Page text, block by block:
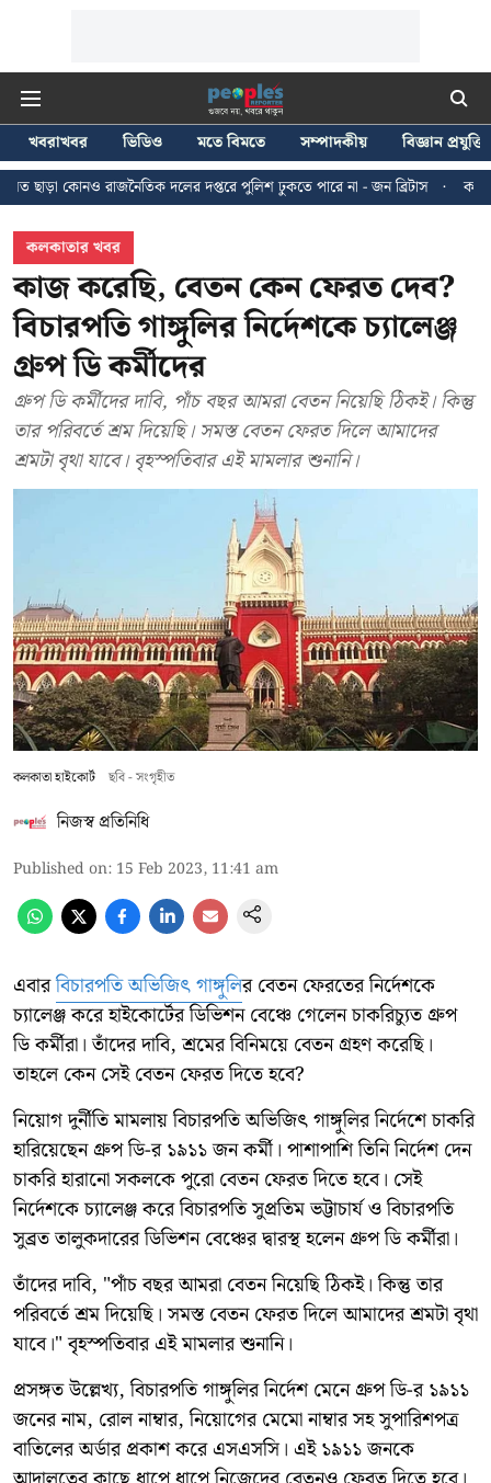
খবরাখবর ভিডিও মতে বিমতে সম্পাদকীয়
বিজ্ঞান প্রযুক্তি
দলের দপ্তরে পুলিশ ঢুকতে পারে না - জন ব্রিটাস
কলকাতায় ২৪
কলকাতার খবর
কাজ করেছি, বেতন কেন ফেরত দেব?
বিচারপতি গাঙ্গুলির নির্দেশকে চ্যালেঞ্জ
গ্রুপ ডি কর্মীদের
গ্রুপ ডি কর্মীদের দাবি, পাঁচ বছর আমরা বেতন নিয়েছি ঠিকই। কিন্তু
তার পরিবর্তে শ্রম দিয়েছি। সমস্ত বেতন ফেরত দিলে আমাদের
শ্রমটা বৃথা যাবে। বৃহস্পতিবার এই মামলার শুনানি।
কলকাতা হাইকোর্ট ছবি - সংগৃহীত
নিজস্ব প্রতিনিধি
Published on: 15 Feb 2023, 11:41 am
এবারবিচারপতি অভিজিৎ গাঙ্গুলির বেতন ফেরতের নির্দেশকে
চ্যালেঞ্জ করে হাইকোর্টের ডিভিশন বেঞ্চে গেলেন চাকরিচ্যুত গ্রুপ
ডি কর্মীরা। তাঁদের দাবি, শ্রমের বিনিময়ে বেতন গ্রহণ করেছি।
তাহলে কেন সেই বেতন ফেরত দিতে হবে?
নিয়োগ দুর্নীতি মামলায় বিচারপতি অভিজিৎ গাঙ্গুলির নির্দেশে চাকরি
হারিয়েছেন গ্রুপ ডি-র ১৯১১ জন কর্মী। পাশাপাশি তিনি নির্দেশ দেন
চাকরি হারানো সকলকে পুরো বেতন ফেরত দিতে হবে। সেই
নির্দেশকে চ্যালেঞ্জ করে বিচারপতি সুপ্রতিম ভট্টাচার্য ও বিচারপতি
সুব্রত তালুকদারের ডিভিশন বেঞ্চের দ্বারস্থ হলেন গ্রুপ ডি কর্মীরা।
তাঁদের দাবি, "পাঁচ বছর আমরা বেতন নিয়েছি ঠিকই। কিন্তু তার
পরিবর্তে শ্রম দিয়েছি। সমস্ত বেতন ফেরত দিলে আমাদের শ্রমটা বৃথা
যাবে।" বৃহস্পতিবার এই মামলার শুনানি।
প্রসঙ্গত উল্লেখ্য, বিচারপতি গাঙ্গুলির নির্দেশ মেনে গ্রুপ ডি-র ১৯১১
জনের নাম, রোল নাম্বার, নিয়োগের মেমো নাম্বার সহ সুপারিশপত্র
বাতিলের অর্ডার প্রকাশ করে এসএসসি। এই ১৯১১ জনকে